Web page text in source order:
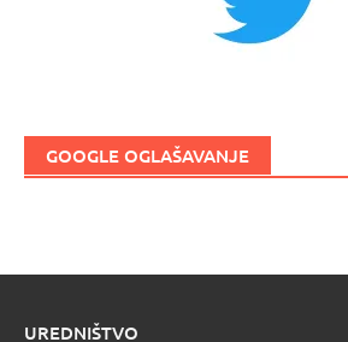
GOOGLE OGLAŠAVANJE
UREDNIŠTVO